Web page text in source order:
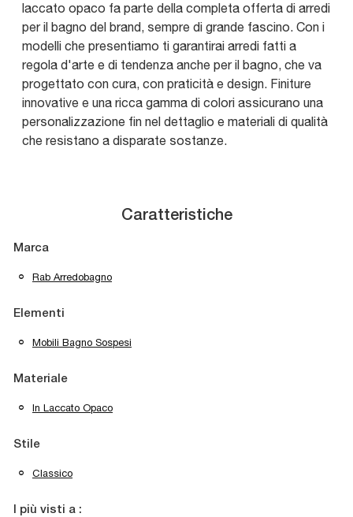
laccato opaco fa parte della completa offerta di arredi
per il bagno del brand, sempre di grande fascino. Con i
modelli che presentiamo ti garantirai arredi fatti a
regola d'arte e di tendenza anche per il bagno, che va
progettato con cura, con praticità e design. Finiture
innovative e una ricca gamma di colori assicurano una
personalizzazione fin nel dettaglio e materiali di qualità
che resistano a disparate sostanze.
Caratteristiche
Marca
Rab Arredobagno
Elementi
Mobili Bagno Sospesi
Materiale
In Laccato Opaco
Stile
Classico
I più visti a :